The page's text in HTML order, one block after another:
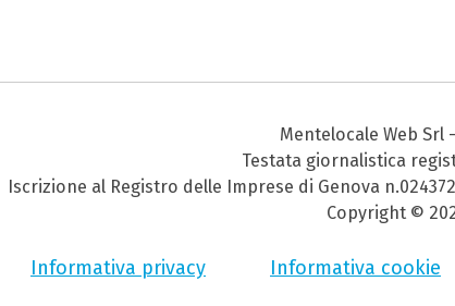
Mentelocale Web Srl
Testata giornalistica
Iscrizione al Registro delle Imprese di Genova
Copyright ©
Informativa privacy Informativa cookie